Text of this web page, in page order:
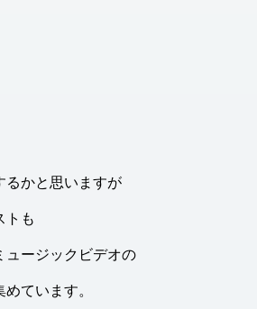
るかと思いますが
トも
ュージックビデオの
ています。